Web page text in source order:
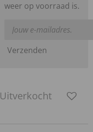
weer op voorraad is.
Verzenden
Uitverkocht